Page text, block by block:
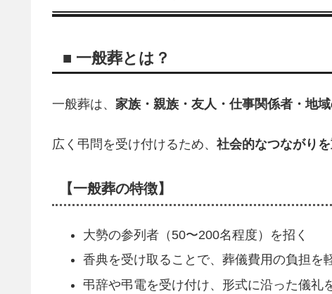
■ 一般葬とは？
一般葬は、 家族・親族・友人・仕事関係者・地
広く弔問を受け付けるため、 社会的なつながり
【一般葬の特徴】
大勢の参列者（50〜200名程度）を招く
香典を受け取ることで、葬儀費用の負担を
弔辞や弔電を受け付け、形式に沿った儀礼